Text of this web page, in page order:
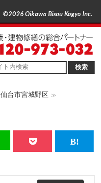
©2026 Oikawa Bisou Kogyo Inc.
検索
仙台市宮城野区